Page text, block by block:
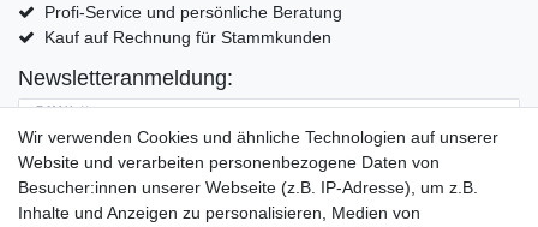
Profi-Service und persönliche Beratung
Kauf auf Rechnung für Stammkunden
Newsletteranmeldung:
E-MAIL **
Hiermit bestätige ich, dass ich die Daten­schutz­erklärung
Einwilligung kann ich jederzeit widerrufen.**
Wir verwenden Cookies und ähnliche Technologien auf unserer
Website und verarbeiten personenbezogene Daten von
Besucher:innen unserer Webseite (z.B. IP-Adresse), um z.B.
Inhalte und Anzeigen zu personalisieren, Medien von